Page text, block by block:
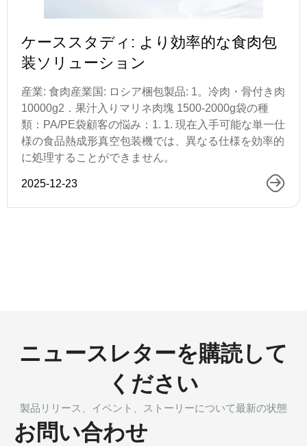
ケーススタディ: より効率的な食肉包
装ソリューション
産業: 食肉産業国: ロシア梱包製品: 1。冷肉・骨付き肉
10000g2．果汁入りマリネ肉塊 1500-2000g袋の種
類：PA/PE袋顧客の悩み：1. 1. 現在入手可能な単一仕
様の食品熱成形真空包装機では、異なる仕様を効率的
に処理することができません。
2025-12-23
ニュースレターを購読して
ください
製品リリース、イベント、ストーリーについて最新の状態
お問い合わせ